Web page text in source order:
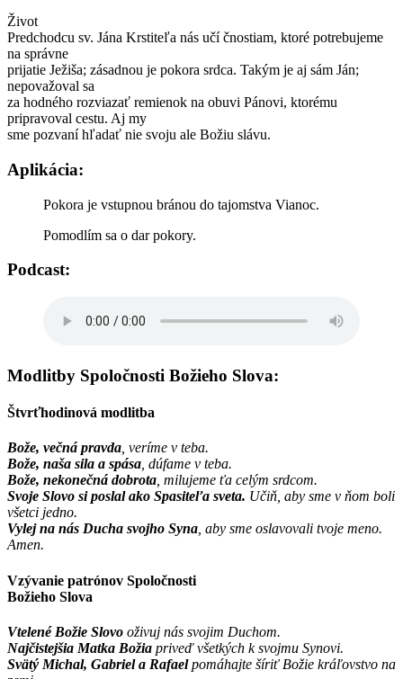
Život
Predchodcu sv. Jána Krstiteľa nás učí čnostiam, ktoré potrebujeme
na správne
prijatie Ježiša; zásadnou je pokora srdca. Takým je aj sám Ján;
nepovažoval sa
za hodného rozviazať remienok na obuvi Pánovi, ktorému
pripravoval cestu. Aj my
sme pozvaní hľadať nie svoju ale Božiu slávu.
Aplikácia:
Pokora je vstupnou bránou do tajomstva Vianoc.
Pomodlím sa o dar pokory.
Podcast:
Modlitby Spoločnosti Božieho Slova:
Štvrťhodinová modlitba
Bože, večná pravda, veríme v teba.
Bože, naša sila a spása, dúfame v teba.
Bože, nekonečná dobrota, milujeme ťa celým srdcom.
Svoje Slovo si poslal ako Spasiteľa sveta. Učiň, aby sme v ňom boli
všetci jedno.
Vylej na nás Ducha svojho Syna, aby sme oslavovali tvoje meno.
Amen.
Vzývanie patrónov Spoločnosti
Božieho Slova
Vtelené Božie Slovo oživuj nás svojim Duchom.
Najčistejšia Matka Božia priveď všetkých k svojmu Synovi.
Svätý Michal, Gabriel a Rafaelpomáhajte šíriť Božie kráľovstvo na